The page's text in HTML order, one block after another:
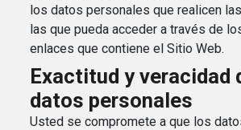
los datos personales que realicen
las que pueda acceder a través de
enlaces que contiene el Sitio Web.
Exactitud y veracidad
datos personales
Usted se compromete a que los